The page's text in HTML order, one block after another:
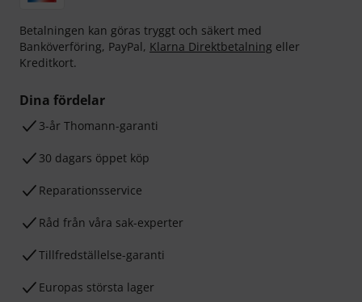
Betalningen kan göras tryggt och säkert med
Banköverföring, PayPal, Klarna Direktbetalning eller
Kreditkort.
Dina fördelar
3-år Thomann-garanti
30 dagars öppet köp
Reparationsservice
Råd från våra sak-experter
Tillfredställelse-garanti
Europas största lager